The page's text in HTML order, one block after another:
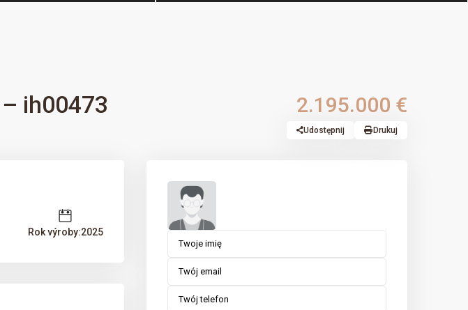
– ih00473 2.195.000 €
Udostępnij Drukuj
Rok výroby:2025